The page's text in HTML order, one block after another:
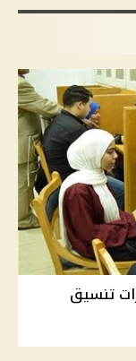
مؤشرات تنسيق